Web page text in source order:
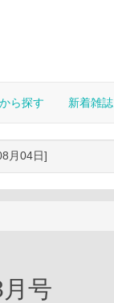
ら探す 新着雑誌
月04日]
号